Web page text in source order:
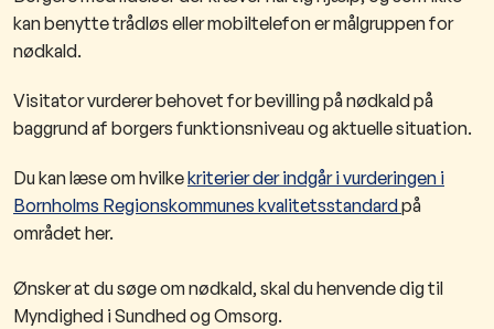
kan benytte trådløs eller mobiltelefon er målgruppen for
nødkald.
Visitator vurderer behovet for bevilling på nødkald på
baggrund af borgers funktionsniveau og aktuelle situation.
Du kan læse om hvilkekriterier der indgår i vurderingen i
Bornholms Regionskommunes kvalitetsstandardpå
området her.
Ønsker at du søge om nødkald, skal du henvende dig til
Myndighed i Sundhed og Omsorg.